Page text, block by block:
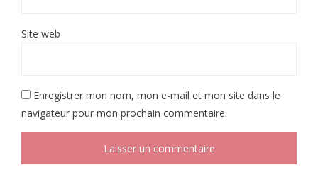
Site web
Enregistrer mon nom, mon e-mail et mon site dans le
navigateur pour mon prochain commentaire.